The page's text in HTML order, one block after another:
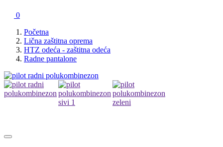
0
Početna
Lična zaštitna oprema
HTZ odeća - zaštitna odeća
Radne pantalone